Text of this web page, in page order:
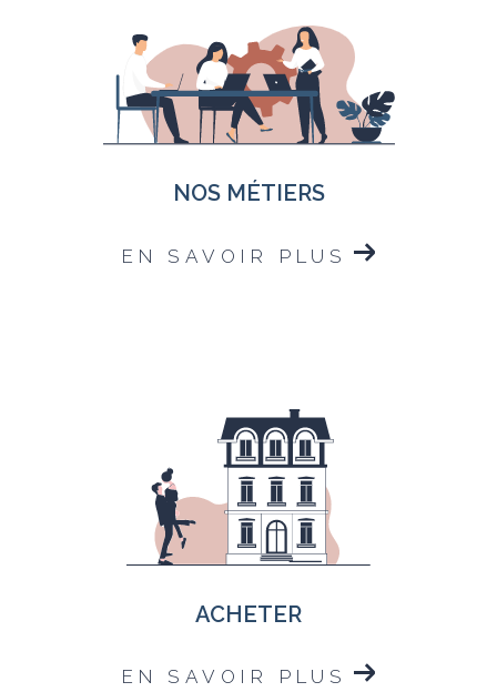
NOS MÉTIERS
EN SAVOIR PLUS
ACHETER
EN SAVOIR PLUS